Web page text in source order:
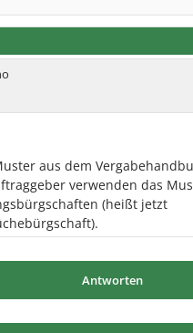
aus dem
verwenden das
(heißt jetzt
Antworten